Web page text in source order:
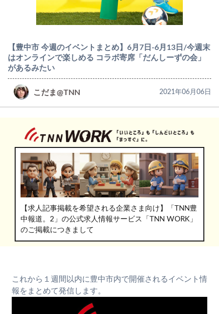
【豊中市 今週のイベントまとめ】6月7日-6月13日/今週末
はオンラインで楽しめる コラボ寄席「だんしーずの会」
があるみたい
こだま@TNN 2021年06月06日
【求人記事掲載を希望される企業さま向け】「TNN豊
中報道。2」の公式求人情報サービス「TNN WORK」
のご掲載につきまして
これから１週間以内に豊中市内で開催されるイベント情
報をまとめて発信します。